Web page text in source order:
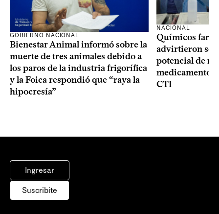
GOBIERNO NACIONAL
Bienestar Animal informó sobre la
muerte de tres animales debido a
los paros de la industria frigorífica
y la Foica respondió que “raya la
hipocresía”
NACIONAL
Químicos
advirtieron
potencial de
medicamentos
CTI
Ingresar
Suscribite